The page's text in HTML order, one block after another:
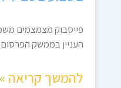
פייסבוק מצמצמים
העניין בממשק
להמשך קריאה »